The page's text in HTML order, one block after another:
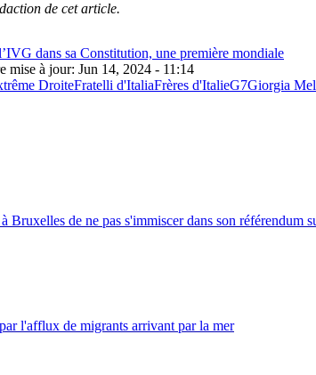
de cet article.
dans sa Constitution, une première mondiale
mise à jour: Jun 14, 2024 - 11:14
DroiteFratelli d'ItaliaFrères d'ItalieG7Giorgia
de ne pas s'immiscer dans son référendum
l'afflux de migrants arrivant par la mer